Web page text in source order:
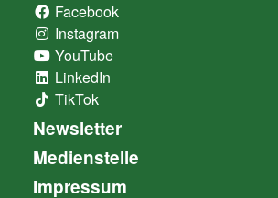
Facebook
Instagram
YouTube
LinkedIn
TikTok
Newsletter
Medienstelle
Impressum